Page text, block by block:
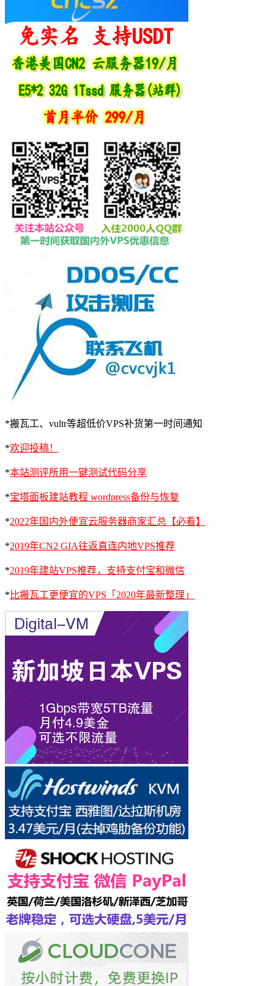
*搬瓦工、vultr等超低价VPS补货第一时间通知
*欢迎投稿！
*本站测评所用一键测试代码分享
*宝塔面板建站教程 wordpress备份与恢复
*2022年国内外便宜云服务器商家汇总【必看】
*2019年CN2 GIA往返直连内地VPS推荐
*2019年建站VPS推荐，支持支付宝和微信
* 比搬瓦工更便宜的VPS「2020年最新整理」